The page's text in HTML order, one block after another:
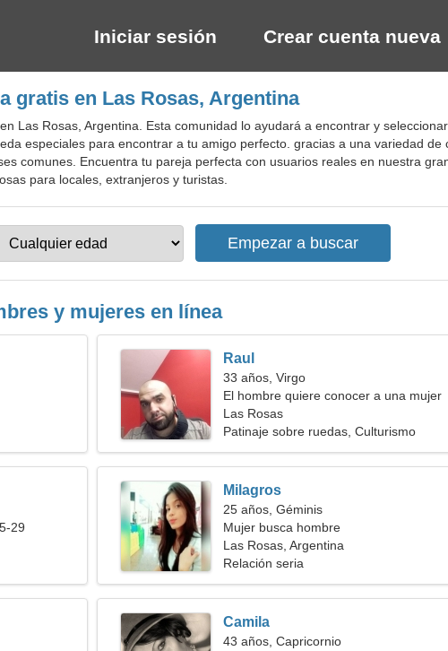
Iniciar sesión Crear cuenta nueva
gratis en Las Rosas, Argentina
Las Rosas, Argentina. Esta comunidad lo ayudará a encontrar y
especiales para encontrar a tu amigo perfecto. gracias a una variedad de
comunes. Encuentra tu pareja perfecta con usuarios reales en nuestra
para locales, extranjeros y turistas.
y mujeres en línea
Raul
33 años, Virgo
El hombre quiere conocer a una mujer
Las Rosas
Patinaje sobre ruedas, Culturismo
29
Milagros
25 años, Géminis
Mujer busca hombre
Las Rosas, Argentina
Relación seria
Camila
43 años, Capricornio